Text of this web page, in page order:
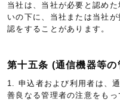
当社は、当社が必要と認め
いの下に、当社または当社
認をすることがあります。
第十五条 (通信機器等
1. 申込者および利用者は、
善良なる管理者の注意をもっ